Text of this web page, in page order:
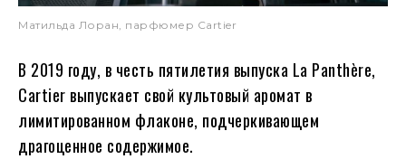
Матильда Лоран, парфюмер Cartier
В 2019 году, в честь пятилетия выпуска La Panthère,
Cartier выпускает свой культовый аромат в
лимитированном флаконе, подчеркивающем
драгоценное содержимое.